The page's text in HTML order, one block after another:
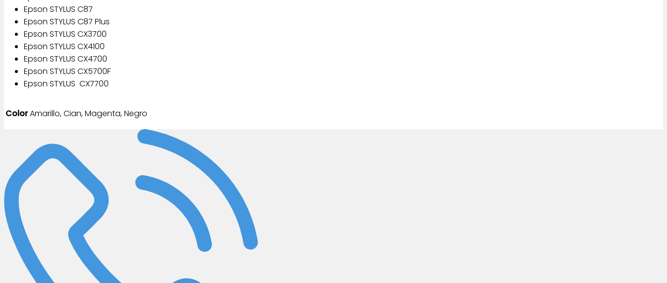
Epson STYLUS C87
Epson STYLUS C87 Plus
Epson STYLUS CX3700
Epson STYLUS CX4100
Epson STYLUS CX4700
Epson STYLUS CX5700F
Epson STYLUS CX7700
ColorAmarillo, Cian, Magenta, Negro